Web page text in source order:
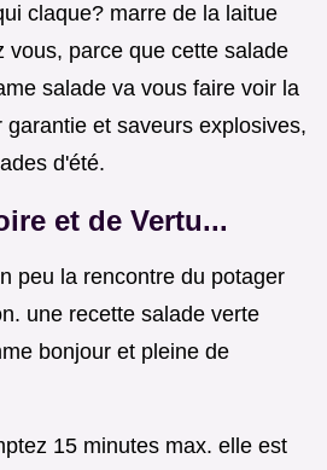
claque? marre de la laitue
vous, parce que cette salade
salade va vous faire voir la
et saveurs explosives,
d'été.
et de Vertu...
peu la rencontre du potager
une recette salade verte
bonjour et pleine de
15 minutes max. elle est